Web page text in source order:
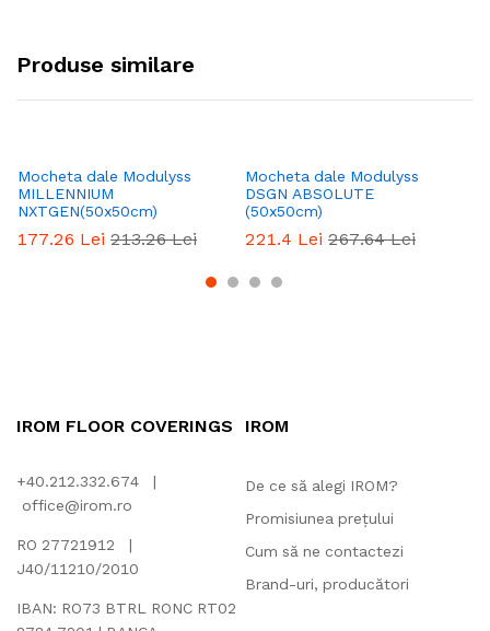
Produse similare
Mocheta dale Modulyss
MILLENNIUM
NXTGEN(50x50cm)
177.26 Lei 213.26 Lei
Mocheta dale Modulyss
DSGN ABSOLUTE
(50x50cm)
221.4 Lei 267.64 Lei
IROM FLOOR COVERINGS
+40.212.332.674 |
office@irom.ro
RO 27721912 |
J40/11210/2010
IBAN: RO73 BTRL RONC RT02
IROM
De ce să alegi IROM?
Promisiunea prețului
Cum să ne contactezi
Brand-uri, producători